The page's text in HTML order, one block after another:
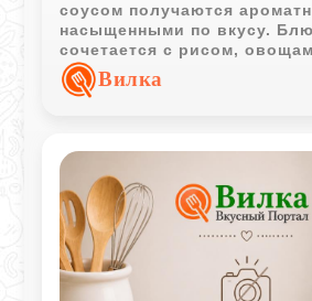
соусом получаются
насыщенными по вкусу.
сочетается с рисом,
гарниром на каждый день.
Вилка